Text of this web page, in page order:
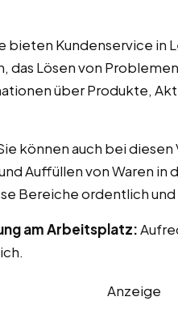
bieten Kundenservice in
das Lösen von
über Produkte,
können auch bei
Auffüllen von Waren in
Bereiche ordentlich
am Arbeitsplatz:
Anzeige